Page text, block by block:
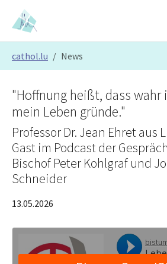
Skip to main content
Skip to page footer
cathol.lu News
"Hoffnung heißt, dass wahr
mein Leben gründe."
Professor Dr. Jean Ehret aus
Gast im Podcast der
Bischof Peter Kohlgraf und
Schneider
13.05.2026